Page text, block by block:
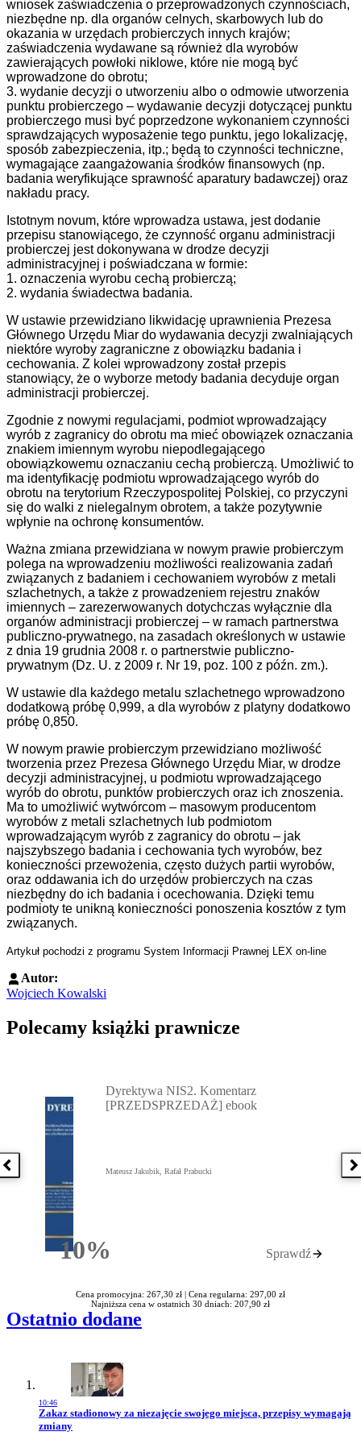
wniosek zaświadczenia o przeprowadzonych czynnościach,
niezbędne np. dla organów celnych, skarbowych lub do
okazania w urzędach probierczych innych krajów;
zaświadczenia wydawane są również dla wyrobów
zawierających powłoki niklowe, które nie mogą być
wprowadzone do obrotu;
3. wydanie decyzji o utworzeniu albo o odmowie utworzenia
punktu probierczego – wydawanie decyzji dotyczącej punktu
probierczego musi być poprzedzone wykonaniem czynności
sprawdzających wyposażenie tego punktu, jego lokalizację,
sposób zabezpieczenia, itp.; będą to czynności techniczne,
wymagające zaangażowania środków finansowych (np.
badania weryfikujące sprawność aparatury badawczej) oraz
nakładu pracy.
Istotnym novum, które wprowadza ustawa, jest dodanie
przepisu stanowiącego, że czynność organu administracji
probierczej jest dokonywana w drodze decyzji
administracyjnej i poświadczana w formie:
1. oznaczenia wyrobu cechą probierczą;
2. wydania świadectwa badania.
W ustawie przewidziano likwidację uprawnienia Prezesa
Głównego Urzędu Miar do wydawania decyzji zwalniających
niektóre wyroby zagraniczne z obowiązku badania i
cechowania. Z kolei wprowadzony został przepis
stanowiący, że o wyborze metody badania decyduje organ
administracji probierczej.
Zgodnie z nowymi regulacjami, podmiot wprowadzający
wyrób z zagranicy do obrotu ma mieć obowiązek oznaczania
znakiem imiennym wyrobu niepodlegającego
obowiązkowemu oznaczaniu cechą probierczą. Umożliwić to
ma identyfikację podmiotu wprowadzającego wyrób do
obrotu na terytorium Rzeczypospolitej Polskiej, co przyczyni
się do walki z nielegalnym obrotem, a także pozytywnie
wpłynie na ochronę konsumentów.
Ważna zmiana przewidziana w nowym prawie probierczym
polega na wprowadzeniu możliwości realizowania zadań
związanych z badaniem i cechowaniem wyrobów z metali
szlachetnych, a także z prowadzeniem rejestru znaków
imiennych – zarezerwowanych dotychczas wyłącznie dla
organów administracji probierczej – w ramach partnerstwa
publiczno-prywatnego, na zasadach określonych w ustawie
z dnia 19 grudnia 2008 r. o partnerstwie publiczno-
prywatnym (Dz. U. z 2009 r. Nr 19, poz. 100 z późn. zm.).
W ustawie dla każdego metalu szlachetnego wprowadzono
dodatkową próbę 0,999, a dla wyrobów z platyny dodatkowo
próbę 0,850.
W nowym prawie probierczym przewidziano możliwość
tworzenia przez Prezesa Głównego Urzędu Miar, w drodze
decyzji administracyjnej, u podmiotu wprowadzającego
wyrób do obrotu, punktów probierczych oraz ich znoszenia.
Ma to umożliwić wytwórcom – masowym producentom
wyrobów z metali szlachetnych lub podmiotom
wprowadzającym wyrób z zagranicy do obrotu – jak
najszybszego badania i cechowania tych wyrobów, bez
konieczności przewożenia, często dużych partii wyrobów,
oraz oddawania ich do urzędów probierczych na czas
niezbędny do ich badania i ocechowania. Dzięki temu
podmioty te unikną konieczności ponoszenia kosztów z tym
związanych.
Artykuł pochodzi z programu System Informacji Prawnej LEX on-line
Autor:
Wojciech Kowalski
Polecamy książki prawnicze
Poprzednia książka
10%Rabatu
Dyrektywa NIS2. Komentarz
[PRZEDSPRZEDAŻ] ebook
Mateusz Jakubik, Rafał Prabucki
Sprawdź
Cena promocyjna: 267,30 zł | Cena regularna: 297,00 zł
Najniższa cena w ostatnich 30 dniach: 207,90 zł
Ostatnio dodane
10:46
Przejdź do artykułu:
Zakaz stadionowy za niezajęcie swojego miejsca, przepisy wymagają
zmiany